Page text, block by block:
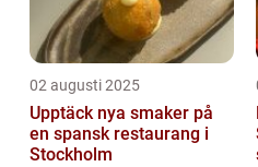
02 augusti 2025
Upptäck nya smaker på
en spansk restaurang i
Stockholm